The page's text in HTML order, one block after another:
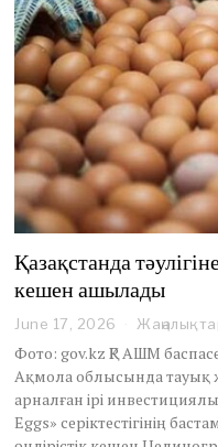
Қазақстанда
кешен ашылады
June 17, 2026
u
n
e
1
7
,
Фото: gov.kz ҚР АШМ
Ақмола облысында тауық
арналған ірі
Eggs» серіктестігінің